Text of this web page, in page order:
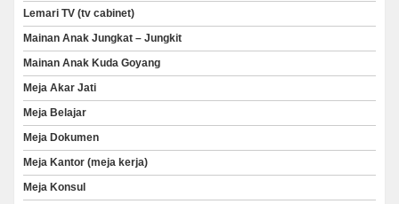
Lemari TV (tv cabinet)
Mainan Anak Jungkat – Jungkit
Mainan Anak Kuda Goyang
Meja Akar Jati
Meja Belajar
Meja Dokumen
Meja Kantor (meja kerja)
Meja Konsul